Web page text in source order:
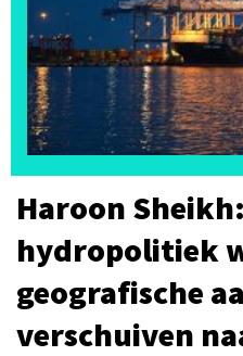
Haroon
hydropolitiek
geografische
verschuiven